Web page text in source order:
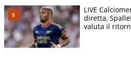
LIVE
diretta,
valuta il